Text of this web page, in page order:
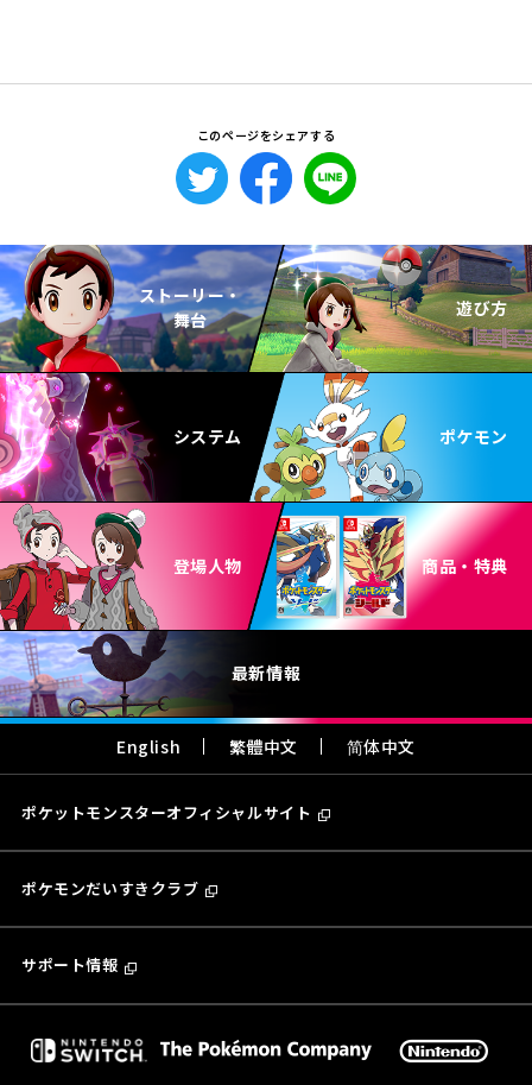
このページをシェアする
ストーリー・
舞台
遊び方
システム ポケモン
登場人物 商品・特典
最新情報
English 繁體中文 简体中文
ポケットモンスターオフィシャルサイト
ポケモンだいすきクラブ
サポート情報